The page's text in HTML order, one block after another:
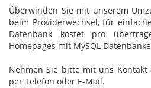
Überwinden Sie mit unserem
beim Providerwechsel, für
Datenbank kostet pro
Homepages mit MySQL
Nehmen Sie bitte mit uns Kontakt
per Telefon oder E-Mail.